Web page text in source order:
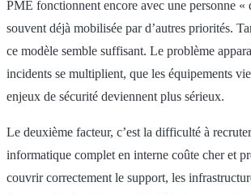
PME fonctionnent encore avec une personne «
souvent déjà mobilisée par d’autres priorités.
ce modèle semble suffisant. Le problème
incidents se multiplient, que les équipements
enjeux de sécurité deviennent plus sérieux.
Le deuxième facteur, c’est la difficulté à
informatique complet en interne coûte cher et
couvrir correctement le support, les